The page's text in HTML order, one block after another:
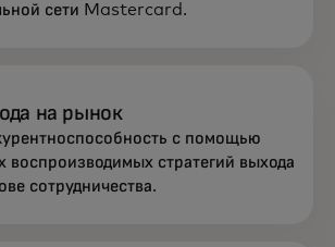
сети Mastercard.
на рынок
с помощью
стратегий выхода
сотрудничества.